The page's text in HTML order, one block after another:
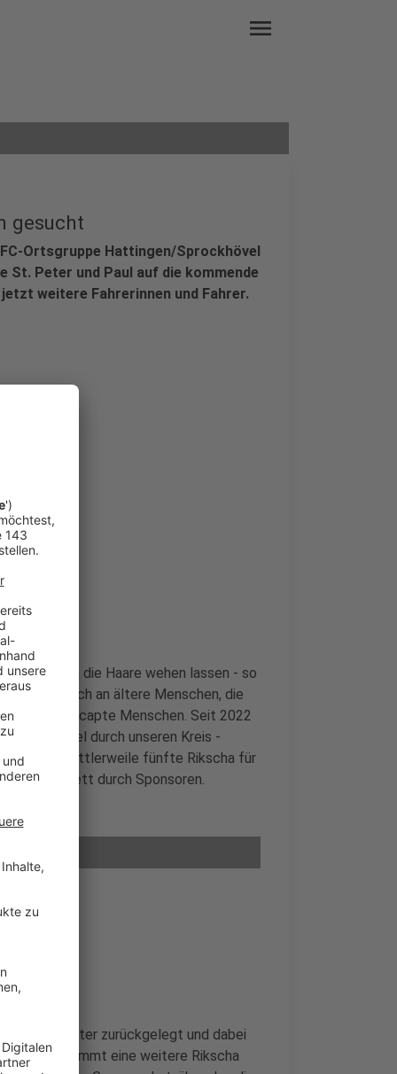
menu
gesucht
Ortsgruppe Hattingen/Sprockhövel
St. Peter und Paul auf die kommende
weitere Fahrerinnen und Fahrer.
Wind durch die Haare wehen lassen - so
richtet sich an ältere Menschen, die
gehandicapte Menschen. Seit 2022
durch unseren Kreis -
jetzt die mittlerweile fünfte Rikscha für
komplett durch Sponsoren.
Kilometer zurückgelegt und dabei
April kommt eine weitere Rikscha